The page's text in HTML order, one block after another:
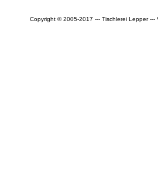
Copyright © 2005-2017 --- Tischlerei Lepper